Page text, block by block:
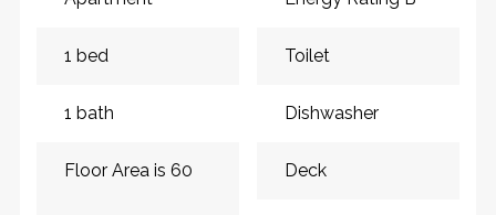
1 bed
1 bath
Floor Area is 60
Toilet
Dishwasher
Deck